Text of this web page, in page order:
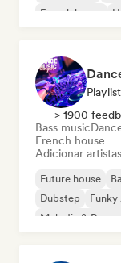
French house
Playlist
> 1900
Bass music
French house
Adicionar
Future house
Dubstep
Melodic &